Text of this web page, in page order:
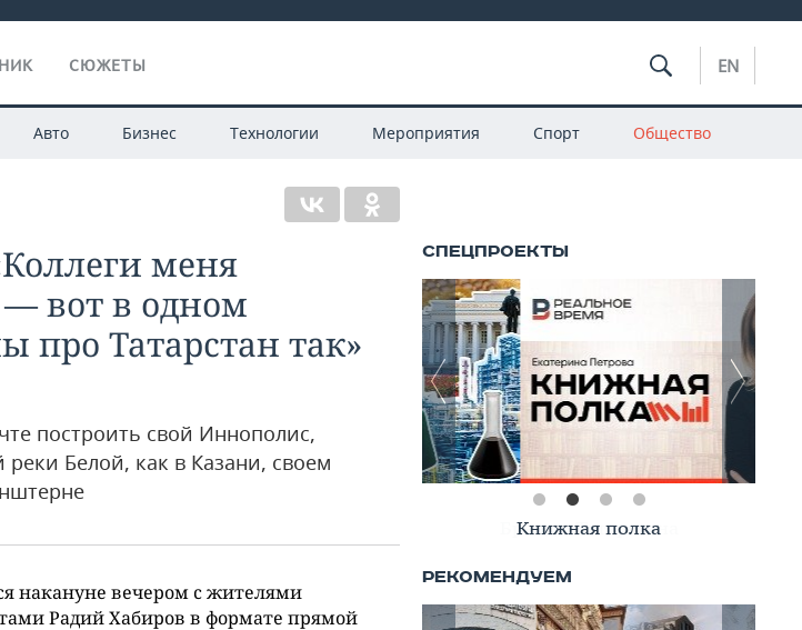
СЮЖЕТЫ EN
Авто Бизнес Технологии Мероприятия Спорт Общество
меня
вот в одном
про Татарстан так»
построить свой Иннополис,
реки Белой, как в Казани, своем
накануне вечером с жителями
Радий Хабиров в формате прямой
Книжная полка